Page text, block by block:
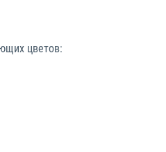
цветов: